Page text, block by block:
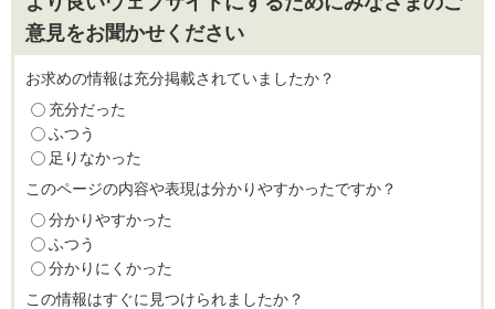
意見をお聞かせください
お求めの情報は充分掲載されていましたか？
充分だった
ふつう
足りなかった
このページの内容や表現は分かりやすかったですか？
分かりやすかった
ふつう
分かりにくかった
この情報はすぐに見つけられましたか？